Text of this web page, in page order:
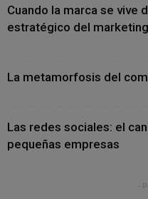
Cuando la marca se vive
estratégico del
La metamorfosis del
Las redes sociales: el
pequeñas empresas
-